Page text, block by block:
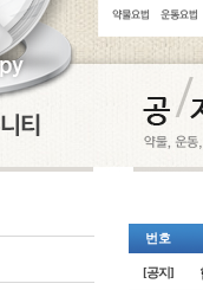
번호
[공지]